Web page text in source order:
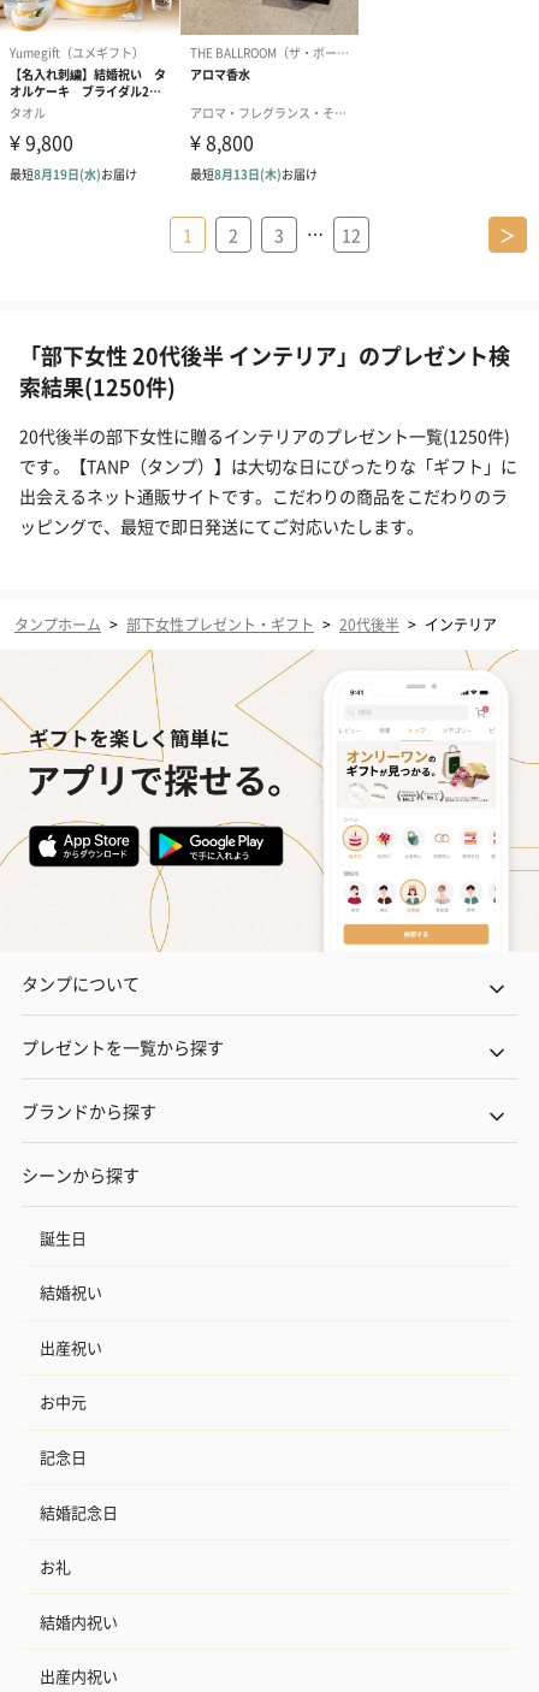
1 2 3 … 12 ＞
「部下女性 20代後半 インテリア」のプレゼント検
索結果(1250件)
20代後半の部下女性に贈るインテリアのプレゼント一覧(1250件)
です。【TANP（タンプ）】は大切な日にぴったりな「ギフト」に
出会えるネット通販サイトです。こだわりの商品をこだわりのラ
ッピングで、最短で即日発送にてご対応いたします。
タンプホーム > 部下女性プレゼント・ギフト > 20代後半 > インテリア
タンプについて
プレゼントを一覧から探す
ブランドから探す
シーンから探す
誕生日
結婚祝い
出産祝い
お中元
記念日
結婚記念日
お礼
結婚内祝い
出産内祝い